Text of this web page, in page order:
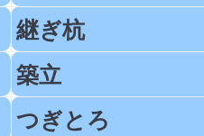
継ぎ杭
築立
つぎとろ